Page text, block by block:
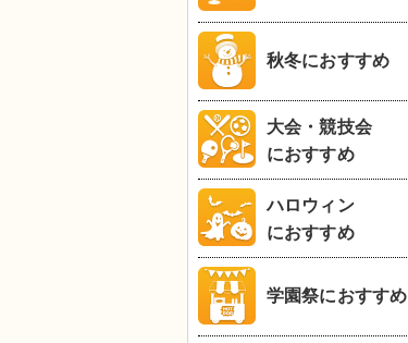
秋冬におすすめ
大会・競技会
におすすめ
ハロウィン
におすすめ
学園祭におすすめ